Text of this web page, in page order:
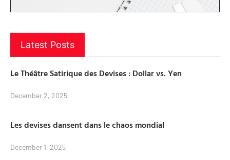
Latest Posts
Le Théâtre Satirique des Devises : Dollar vs. Yen
December 2, 2025
Les devises dansent dans le chaos mondial
December 1, 2025